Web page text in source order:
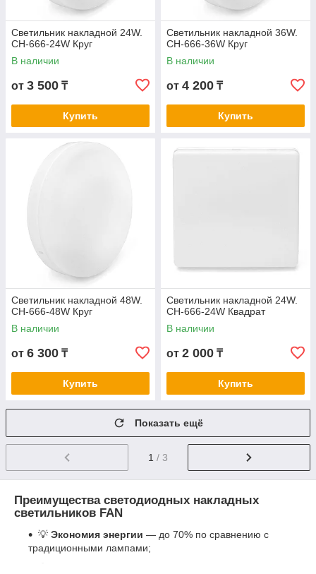
Светильник накладной 24W.
СН-666-24W Круг
В наличии
от 3 500 ₸
Купить
Светильник накладной 36W.
СН-666-36W Круг
В наличии
от 4 200 ₸
Купить
Светильник накладной 48W.
СН-666-48W Круг
В наличии
от 6 300 ₸
Купить
Светильник накладной 24W.
СН-666-24W Квадрат
В наличии
от 2 000 ₸
Купить
Показать ещё
1 / 3
Преимущества светодиодных накладных
светильников FAN
💡 Экономия энергии — до 70% по сравнению с
традиционными лампами;